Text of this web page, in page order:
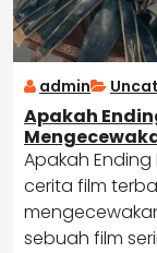
admin
Apakah
Apakah
cerita film
sebuah film